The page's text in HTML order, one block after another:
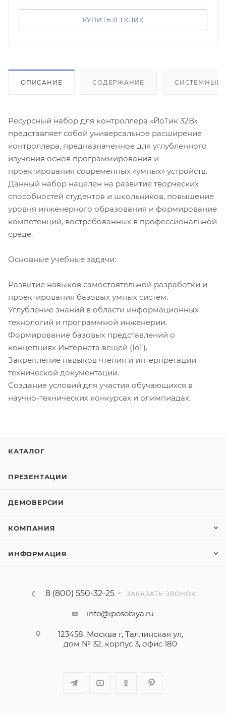
компетенций, востребованных в профессиональной
КУПИТЬ В 1 КЛИК
ОПИСАНИЕ СОДЕРЖАНИЕ СИСТЕМНЫЕ
Ресурсный набор для контроллера «ЙоТик 32В»
представляет собой универсальное расширение
контроллера, предназначенное для углубленного
изучения основ программирования и
проектирования современных «умных» устройств.
Данный набор нацелен на развитие творческих
способностей студентов и школьников, повышение
уровня инженерного образования и формирование
компетенций, востребованных в профессиональной
среде.
Основные учебные задачи:
Развитие навыков самостоятельной разработки и
проектирования базовых умных систем.
Углубление знаний в области информационных
технологий и программной инженерии.
Формирование базовых представлений о
концепциях Интернета вещей (IoT).
Закрепление навыков чтения и интерпретации
технической документации.
Создание условий для участия обучающихся в
научно-технических конкурсах и олимпиадах.
КАТАЛОГ
ПРЕЗЕНТАЦИИ
ДЕМОВЕРСИИ
КОМПАНИЯ
ИНФОРМАЦИЯ
8 (800) 550-32-25 ЗАКАЗАТЬ ЗВОНОК
info@iposobiya.ru
123458, Москва г, Таллинская ул,
дом № 32, корпус 3, офис 180